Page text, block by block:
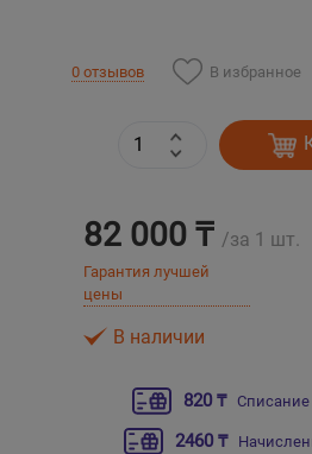
0 отзывов В избранное
82 000 ₸ /за 1 шт.
Гарантия лучшей
цены
В наличии
820 ₸ Списание
2460 ₸
Шымкент